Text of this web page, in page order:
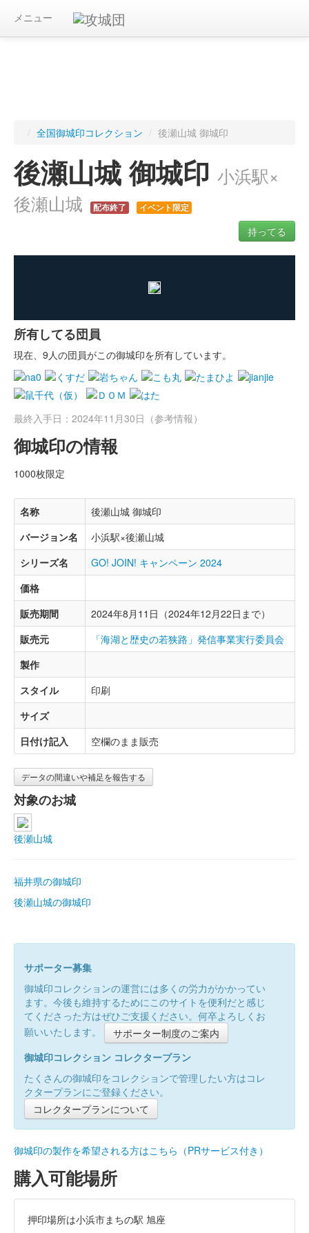
メニュー
/ 全国御城印コレクション / 後瀬山城 御城印
後瀬山城 御城印 小浜駅×
後瀬山城
配布終了 イベント限定
持ってる
所有してる団員
現在、9人の団員がこの御城印を所有しています。
最終入手日：2024年11月30日（参考情報）
御城印の情報
1000枚限定
名称
後瀬山城 御城印
バージョン名
小浜駅×後瀬山城
シリーズ名
GO! JOIN! キャンペーン 2024
価格
販売期間
2024年8月11日（2024年12月22日まで）
販売元
「海湖と歴史の若狭路」発信事業実行委員会
製作
スタイル
印刷
サイズ
日付け記入
空欄のまま販売
データの間違いや補足を報告する
対象のお城
後瀬山城
福井県の御城印
後瀬山城の御城印
サポーター募集
御城印コレクションの運営には多くの労力がかかってい
ます。今後も維持するためにこのサイトを便利だと感じ
てくださった方はぜひご支援ください。何卒よろしくお
願いいたします。
サポーター制度のご案内
御城印コレクション コレクタープラン
たくさんの御城印をコレクションで管理したい方はコレ
クタープランにご登録ください。
コレクタープランについて
御城印の製作を希望される方はこちら（PRサービス付き）
購入可能場所
押印場所は小浜市まちの駅 旭座